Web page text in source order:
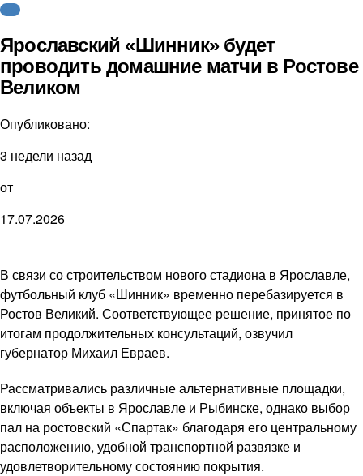
ФНЛ
Ярославский «Шинник» будет
проводить домашние матчи в Ростове
Великом
Опубликовано:
3 недели назад
от
17.07.2026
В связи со строительством нового стадиона в Ярославле,
футбольный клуб «Шинник» временно перебазируется в
Ростов Великий. Соответствующее решение, принятое по
итогам продолжительных консультаций, озвучил
губернатор Михаил Евраев.
Рассматривались различные альтернативные площадки,
включая объекты в Ярославле и Рыбинске, однако выбор
пал на ростовский «Спартак» благодаря его центральному
расположению, удобной транспортной развязке и
удовлетворительному состоянию покрытия.